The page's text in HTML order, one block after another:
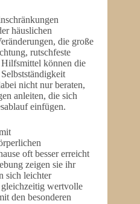
häuslichen
die große
rutschfeste
können die
nicht nur beraten,
anleiten, die sich
einfügen.
oft besser erreicht
zeigen sie ihr
sich leichter
wertvolle
den besonderen